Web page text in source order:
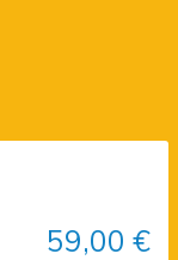
59,00 €